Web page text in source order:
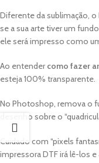
Diferente da sublimação, o
se a sua arte tiver um
ele será impresso como
Ao entendercomo fazer
esteja 100% transparente.
No Photoshop, remova o
desenho sobre o
Cuidado com “pixels
impressora DTF irá lê-los